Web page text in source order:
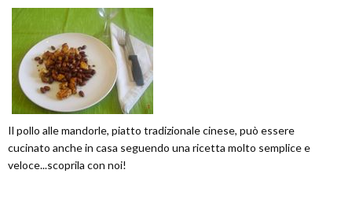
Il pollo alle mandorle, piatto tradizionale cinese, può essere
cucinato anche in casa seguendo una ricetta molto semplice e
veloce...scoprila con noi!